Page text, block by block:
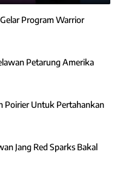
Program Warrior
Petarung Amerika
Poirier Untuk Pertahankan
Jang Red Sparks Bakal